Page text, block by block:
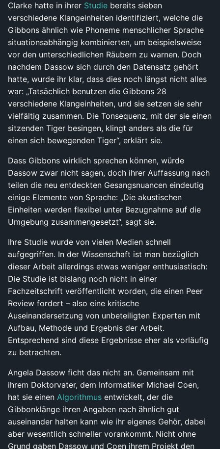
Clarke hatte in ihrer Studie bereits sieben
verschiedene Klangeinheiten identifiziert, welche die
Gibbons ähnlich wie Phoneme menschlicher Sprache
situationsabhängig kombinierten, um beispielsweise
vor den unterschiedlichen Räubern zu warnen. Doch
nachdem Dassow sich durch den Datensatz gehört
hatte, wurde ihr klar, dass dies noch längst nicht alles
war: „Tatsächlich benutzen die Gibbons 28
verschiedene Klangeinheiten, und sie setzen sie sehr
vielfältig zusammen. Die Tonsequenz, mit der sie einen
sitzenden Tiger besingen, klingt anders als die für
einen sich bewegenden Tiger“, erklärt sie.
Dass Gibbons wirklich sprechen können, würde
Dassow zwar nicht sagen, doch ihrer Auffassung nach
teilen die neu entdeckten Gesangsnuancen eindeutig
einige Elemente von Sprache: „Die akustischen
Einheiten werden flexibel unter Bezugnahme auf die
Umgebung zusammengesetzt“, sagt sie.
Ihre Studie wurde von vielen Medien schnell
aufgegriffen. In der Wissenschaft ist man bezüglich
dieser Arbeit allerdings etwas weniger enthusiastisch:
Die Studie ist bislang noch nicht in einer
Fachzeitschrift veröffentlicht worden, die einen Peer
Review fordert – also eine kritische
Auseinandersetzung von unbeteiligten Experten mit
Aufbau, Methode und Ergebnis der Arbeit.
Entsprechend sind diese Ergebnisse eher als vorläufig
zu betrachten.
Angela Dassow ficht das nicht an. Gemeinsam mit
ihrem Doktorvater, dem Informatiker Michael Coen,
hat sie einen Algorithmus entwickelt, der die
Gibbonklänge ihren Angaben nach ähnlich gut
auseinander halten kann wie ihr eigenes Gehör, dabei
aber wesentlich schneller vorankommt. Nicht ohne
Grund gaben Dassow und Coen ihrem Projekt den